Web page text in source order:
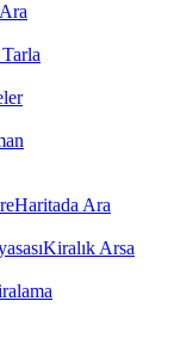
Tarla
Haritada Ara
Kiralık Arsa